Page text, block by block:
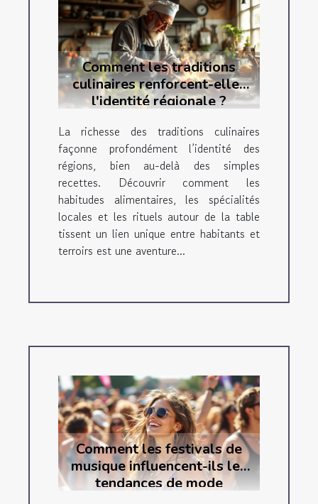
Comment les traditions
culinaires renforcent-elles
l'identité régionale ?
La richesse des traditions culinaires
façonne profondément l’identité des
régions, bien au-delà des simples
recettes. Découvrir comment les
habitudes alimentaires, les spécialités
locales et les rituels autour de la table
tissent un lien unique entre habitants et
terroirs est une aventure...
Comment les festivals de
musique influencent-ils les
tendances de mode